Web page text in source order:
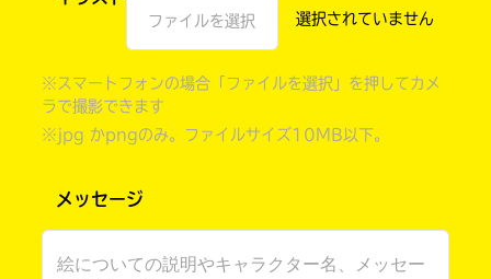
自分だけの
ファイルを選択
※スマートフォンの場合「ファイルを選択」を押してカメ
ラで撮影できます
※jpg かpngのみ。ファイルサイズ10MB以下。
メッセージ